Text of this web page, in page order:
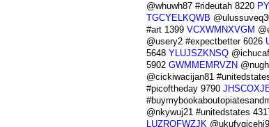
@whuwh87 #rideutah 8220
TGCYELKQWB
#art 1399 VCXWMNXVGM
@usery2 #expectbetter 6026
5648 YLUJSZKNSQ
5902 GWMMEMRVZN
@cickiwacijan81
#picoftheday 9790
@nkywuj21 #unitedstates
LUZROFWZJK